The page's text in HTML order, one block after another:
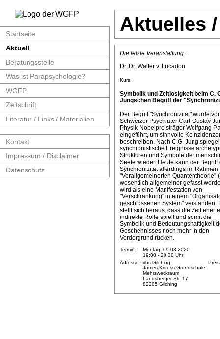
Startseite
Aktuell
Beratungsstelle
Was ist Parapsychologie?
WGFP
Zeitschrift
Literatur / Links / Materialien
Kontakt
Impressum / Disclaimer
Datenschutz
Aktuelles
Die letzte Veranstaltung:
Dr. Dr. Walter v. Lucadou
Kurs:
Symbolik und Zeitlosigkeit beim C.
Jungschen Begriff der
Der Begriff "Synchronizität" wurde
Schweizer Psychiater Carl-Gustav
Physik-Nobelpreisträger Wolfgang
eingeführt, um sinnvolle
beschreiben. Nach C.G. Jung
synchronistische Ereignisse
Strukturen und Symbole der
Seele wieder. Heute kann der Begriff
Synchronizität allerdings im Rahmen
"Verallgemeinerten Quantentheorie"
wesentlich allgemeiner gefasst
wird als eine Manifestation von
"Verschränkung" in einem
geschlossenen System" verstanden.
stellt sich heraus, dass die Zeit eher
indirekte Rolle spielt und somit die
Symbolik und Bedeutungshaftigkeit
Geschehnisses noch mehr in den
Vordergrund rücken.
Termin:
Montag, 09.03.2020
19:00 - 20:30 Uhr
Adresse:
vhs Gilching,
James-Kruess-Grundschule,
Mehrzweckraum
Landsberger Str. 17
82205 Gilching